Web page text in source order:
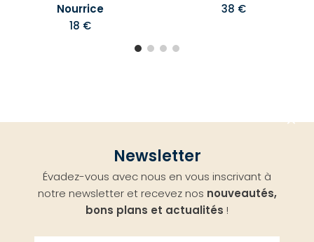
Nourrice
18 €
38 €
Newsletter
Évadez-vous avec nous en vous inscrivant à
notre newsletter et recevez nos nouveautés,
bons plans et actualités !